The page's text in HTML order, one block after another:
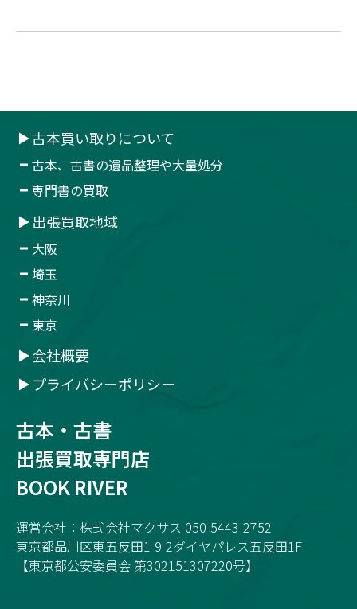
古本買い取りについて
古本、古書の遺品整理や大量処分
専門書の買取
出張買取地域
大阪
埼玉
神奈川
東京
会社概要
プライバシーポリシー
古本・古書
出張買取専門店
BOOK RIVER
運営会社：株式会社マクサス 050-5443-2752
東京都品川区東五反田1-9-2ダイヤパレス五反田1F
【東京都公安委員会 第302151307220号】